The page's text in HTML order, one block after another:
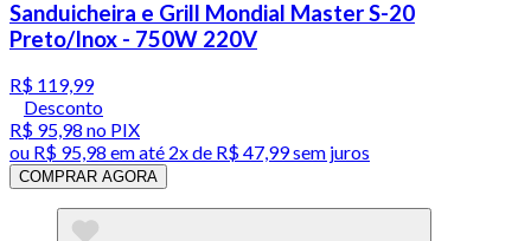
Sanduicheira e Grill Mondial Master S-20
Preto/Inox - 750W 220V
R$ 119,99
Desconto
R$ 95,98 no PIX
ou R$ 95,98 em até 2x de R$ 47,99 sem juros
COMPRAR AGORA